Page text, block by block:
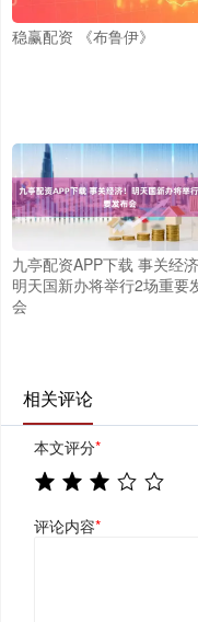
稳赢配资 《布鲁伊》
九亭配资APP下载 事关经济
明天国新办将举行2场重要
会
相关评论
本文评分*
评论内容*